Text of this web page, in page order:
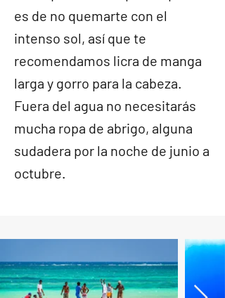
es de no quemarte con el
intenso sol, así que te
recomendamos licra de manga
larga y gorro para la cabeza.
Fuera del agua no necesitarás
mucha ropa de abrigo, alguna
sudadera por la noche de junio a
octubre.